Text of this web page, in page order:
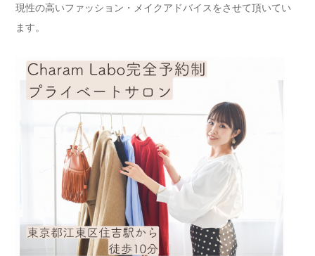
現性の高いファッション・メイクアドバイスをさせて頂いてい
ます。